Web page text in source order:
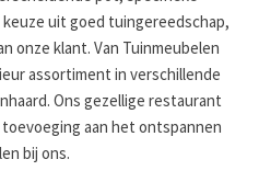
uit goed tuingereedschap,
onze klant. Van Tuinmeubelen
assortiment in verschillende
Ons gezellige restaurant
aan het ontspannen
bij ons.